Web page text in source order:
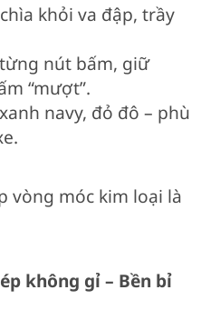
khỏi va đập, trầy
nút bấm, giữ
“mượt”.
navy, đỏ đô – phù
vòng móc kim loại là
không gỉ – Bền bỉ